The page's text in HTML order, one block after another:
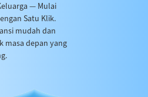
— Mulai
Satu Klik.
mudah dan
masa depan yang